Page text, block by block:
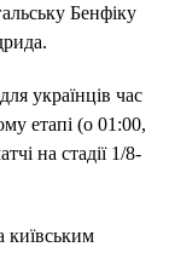
Бенфіку
українців час
етапі (о 01:00,
на стадії 1/8-
київським